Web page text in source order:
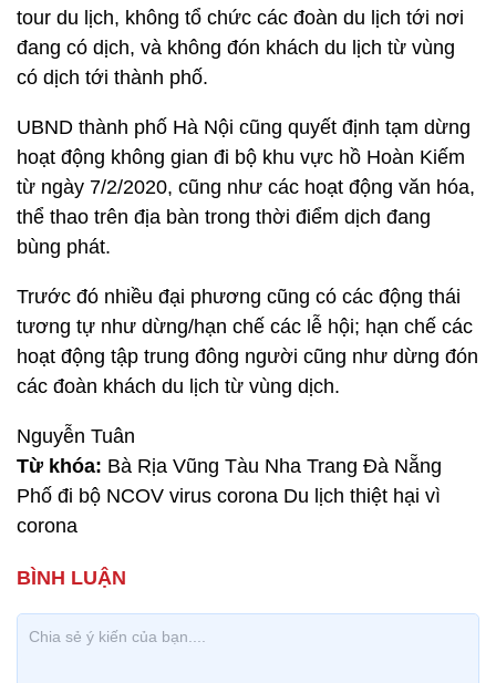
tour du lịch, không tổ chức các đoàn du lịch tới nơi
đang có dịch, và không đón khách du lịch từ vùng
có dịch tới thành phố.
UBND thành phố Hà Nội cũng quyết định tạm dừng
hoạt động không gian đi bộ khu vực hồ Hoàn Kiếm
từ ngày 7/2/2020, cũng như các hoạt động văn hóa,
thể thao trên địa bàn trong thời điểm dịch đang
bùng phát.
Trước đó nhiều đại phương cũng có các động thái
tương tự như dừng/hạn chế các lễ hội; hạn chế các
hoạt động tập trung đông người cũng như dừng đón
các đoàn khách du lịch từ vùng dịch.
Nguyễn Tuân
Từ khóa: Bà Rịa Vũng Tàu Nha Trang Đà Nẵng
Phố đi bộ NCOV virus corona Du lịch thiệt hại vì
corona